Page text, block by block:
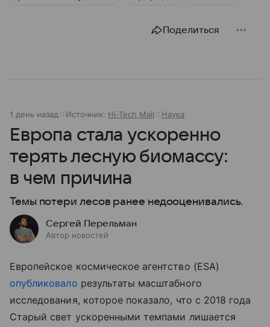
Поделиться
1 день назад Источник: Hi-Tech Mail Наука
Европа стала ускоренно
терять лесную биомассу:
в чем причина
Темы потери лесов ранее недооценивались.
Сергей Перельман
Автор новостей
Европейское космическое агентство (ESA)
опубликовало результаты масштабного
исследования, которое показало, что с 2018 года
Старый свет ускоренными темпами лишается